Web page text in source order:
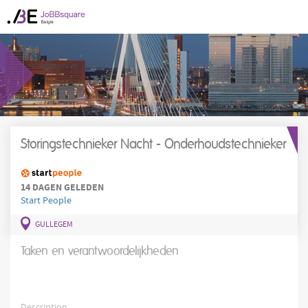
Storingstechnieker Nacht - Onderhoudstechnieker
14 DAGEN GELEDEN
Start People
GULLEGEM
Taken en verantwoordelijkheden